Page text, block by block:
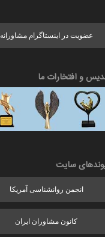
عضویت در اینستاگرام مشاورانه
و افتخارات ما
سایت
انجمن روانشناسی آمریکا
کانون مشاوران ایران